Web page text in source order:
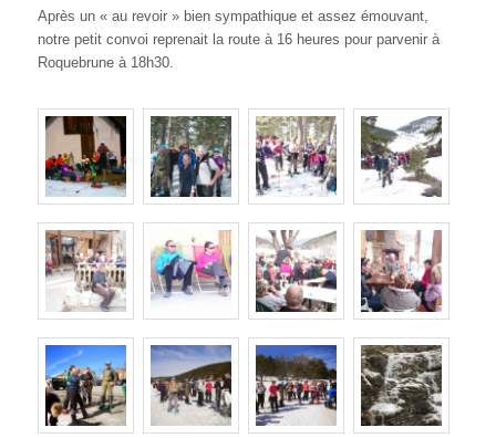
Après un « au revoir » bien sympathique et assez émouvant,
notre petit convoi reprenait la route à 16 heures pour parvenir à
Roquebrune à 18h30.